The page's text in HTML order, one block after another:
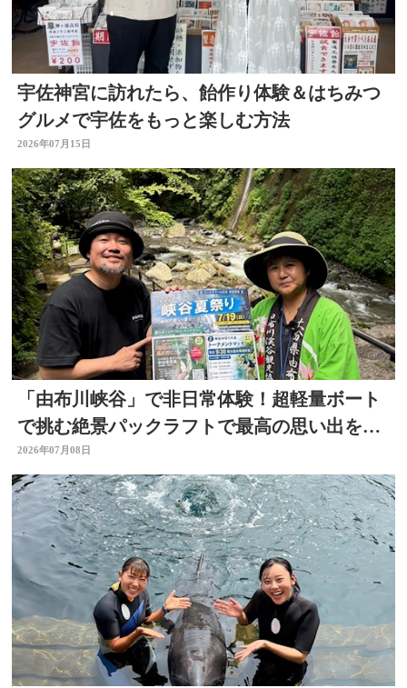
宇佐神宮に訪れたら、飴作り体験＆はちみつ
グルメで宇佐をもっと楽しむ方法
2026年07月15日
「由布川峡谷」で非日常体験！超軽量ボート
で挑む絶景パックラフトで最高の思い出を作
ろう
2026年07月08日